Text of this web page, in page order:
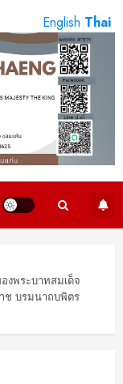
งพระบาทสมเด็จ
ช บรมนาถบพิตร
English Thai